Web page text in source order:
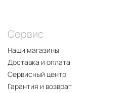
Сервис
Наши магазины
Доставка и оплата
Сервисный центр
Гарантия и возврат